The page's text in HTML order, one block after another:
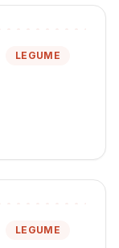
LEGUME
LEGUME